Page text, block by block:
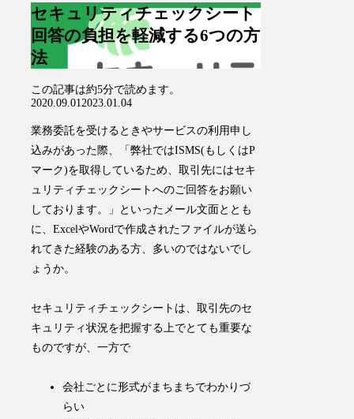
セキュリティチェックシート
回答の負担を軽減する6つの方
法
この記事は約5分で読めます。
2020.09.01 2023.01.04
業務委託を受けるときやサービスの利用申し
込みがあった際、「弊社ではISMS(もしくはP
マーク)を取得しているため、取引先にはセキ
ュリティチェックシートへのご回答をお願い
しております。」といったメール文面ととも
に、ExcelやWordで作成されたファイルが送ら
れてきた経験のある方、多いのではないでし
ょうか。
セキュリティチェックシートは、取引先のセ
キュリティ状況を把握する上でとても重要な
ものですが、一方で
会社ごとに形式がまちまちでわかりづ
らい